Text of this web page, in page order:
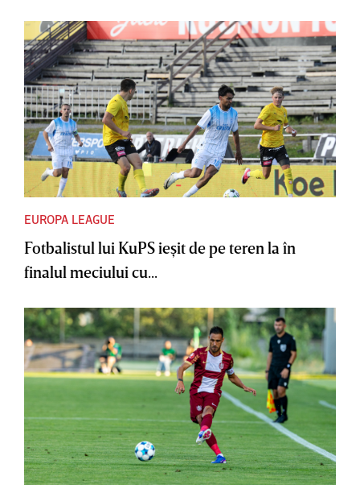
EUROPA LEAGUE
Fotbalistul lui KuPS ieşit de pe teren la în
finalul meciului cu...